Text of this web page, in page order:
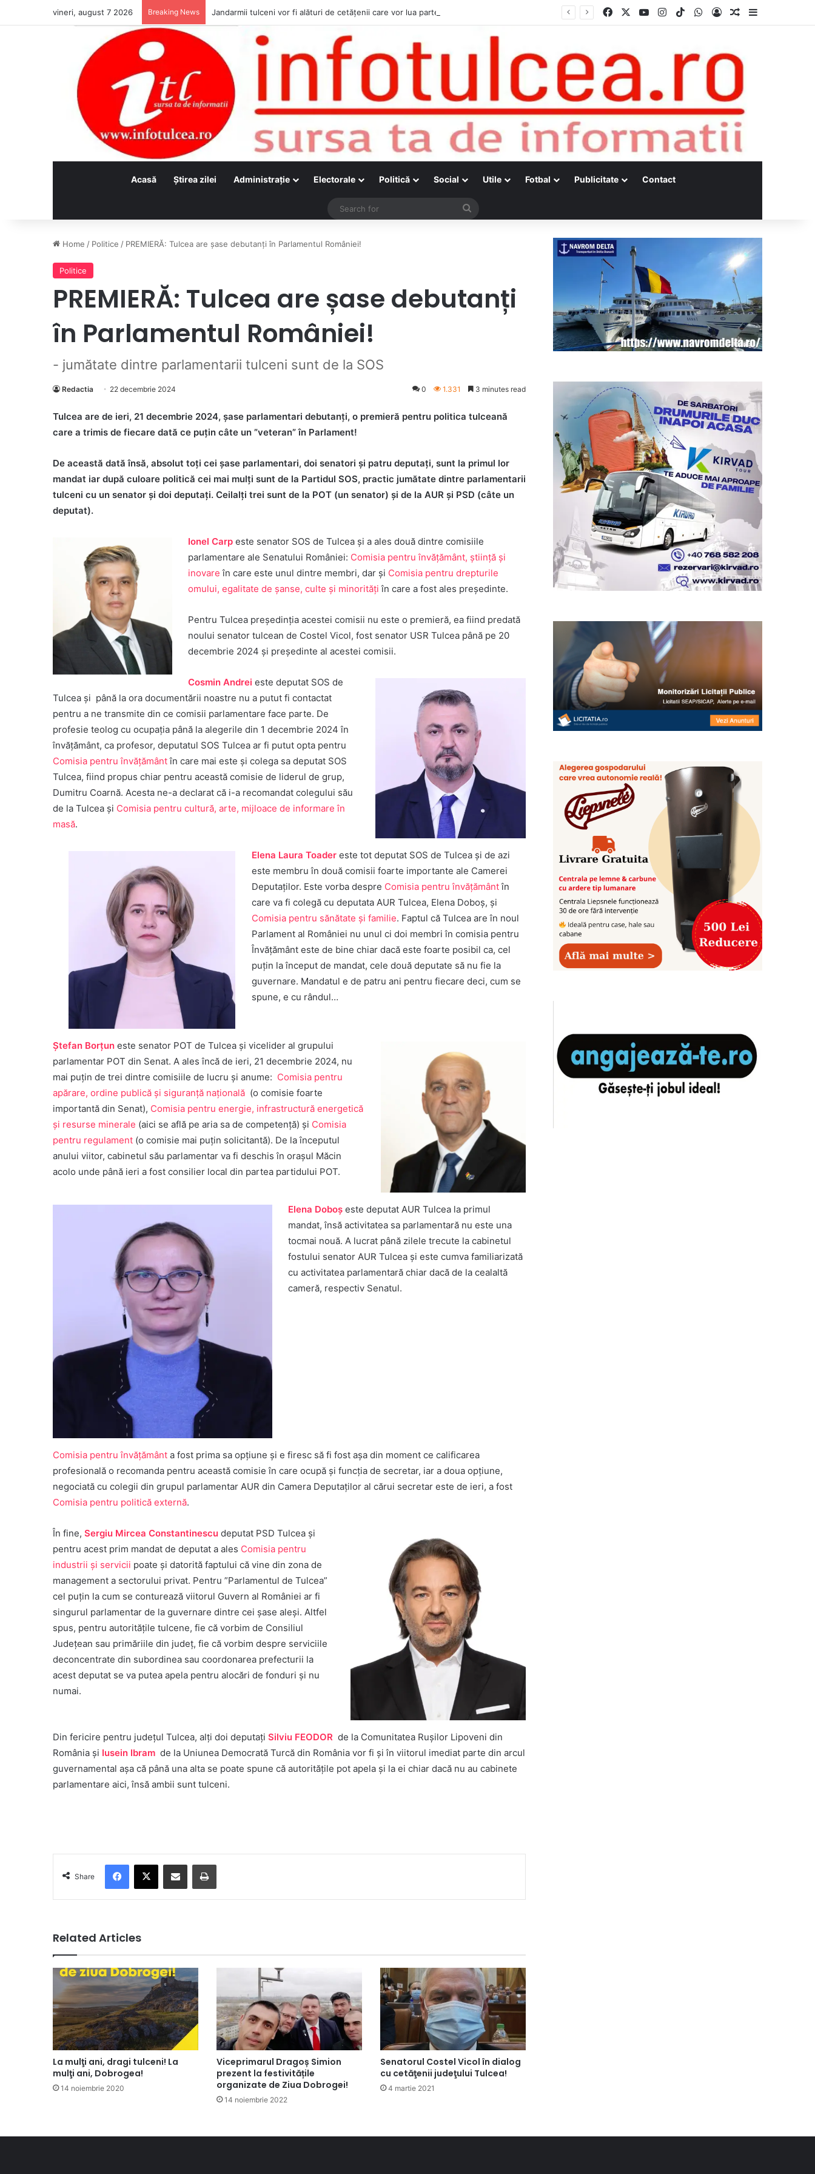
vineri, august 7 2026 Breaking News Jandarmii tulceni vor fi alături de cetățenii care vor lua parte la Festivalul Folk Țestos Facebook YouTubeInstagram
TikTokWhatsApp
Log InRandom Article
Acasă Ştirea zilei Administraţie Electorale Politică Social Utile Fotbal Publicitate Contact
Search
Home / Politice / PREMIERĂ: Tulcea are șase debutanți în Parlamentul României!
Politice
PREMIERĂ: Tulcea are șase debutanți
în Parlamentul României!
- jumătate dintre parlamentarii tulceni sunt de la SOS
Redactia 22 decembrie 2024 0 1.331 3 minutes read
Tulcea are de ieri, 21 decembrie 2024, șase parlamentari debutanți, o premieră pentru politica tulceană
care a trimis de fiecare dată ce puțin câte un ”veteran” în Parlament!
De această dată însă, absolut toți cei șase parlamentari, doi senatori și patru deputați, sunt la primul lor
mandat iar după culoare politică cei mai mulți sunt de la Partidul SOS, practic jumătate dintre parlamentarii
tulceni cu un senator și doi deputați. Ceilalți trei sunt de la POT (un senator) și de la AUR și PSD (câte un
deputat).
Ionel Carp este senator SOS de Tulcea și a ales două dintre comisiile
parlamentare ale Senatului României: Comisia pentru învățământ, știință și
inovare în care este unul dintre membri, dar și Comisia pentru drepturile
omului, egalitate de șanse, culte şi minorităţi în care a fost ales președinte.
Pentru Tulcea președinția acestei comisii nu este o premieră, ea fiind predată
noului senator tulcean de Costel Vicol, fost senator USR Tulcea până pe 20
decembrie 2024 și președinte al acestei comisii.
Cosmin Andrei este deputat SOS de
Tulcea și până la ora documentării noastre nu a putut fi contactat
pentru a ne transmite din ce comisii parlamentare face parte. De
profesie teolog cu ocupația până la alegerile din 1 decembrie 2024 în
învățământ, ca profesor, deputatul SOS Tulcea ar fi putut opta pentru
Comisia pentru învăţământîn care mai este și colega sa deputat SOS
Tulcea, fiind propus chiar pentru această comisie de liderul de grup,
Dumitru Coarnă. Acesta ne-a declarat că i-a recomandat colegului său
de la Tulcea și Comisia pentru cultură, arte, mijloace de informare în
masă.
Elena Laura Toadereste tot deputat SOS de Tulcea și de azi
este membru în două comisii foarte importante ale Camerei
Deputaților. Este vorba despre Comisia pentru învăţământîn
care va fi colegă cu deputata AUR Tulcea, Elena Doboș, și
Comisia pentru sănătate şi familie. Faptul că Tulcea are în noul
Parlament al României nu unul ci doi membri în comisia pentru
Învățământ este de bine chiar dacă este foarte posibil ca, cel
puțin la început de mandat, cele două deputate să nu fie la
guvernare. Mandatul e de patru ani pentru fiecare deci, cum se
spune, e cu rândul…
Ștefan Borțun este senator POT de Tulcea și vicelider al grupului
parlamentar POT din Senat. A ales încă de ieri, 21 decembrie 2024, nu
mai puțin de trei dintre comisiile de lucru și anume: Comisia pentru
apărare, ordine publică şi siguranţă naţională (o comisie foarte
importantă din Senat), Comisia pentru energie, infrastructură energetică
și resurse minerale (aici se află pe aria sa de competență) și Comisia
pentru regulament (o comisie mai puțin solicitantă). De la începutul
anului viitor, cabinetul său parlamentar va fi deschis în orașul Măcin
acolo unde până ieri a fost consilier local din partea partidului POT.
Elena Doboș este deputat AUR Tulcea la primul
mandat, însă activitatea sa parlamentară nu este una
tocmai nouă. A lucrat până zilele trecute la cabinetul
fostului senator AUR Tulcea și este cumva familiarizată
cu activitatea parlamentară chiar dacă de la cealaltă
cameră, respectiv Senatul.
Comisia pentru învăţământ a fost prima sa opțiune și e firesc să fi fost așa din moment ce calificarea
profesională o recomanda pentru această comisie în care ocupă și funcția de secretar, iar a doua opțiune,
negociată cu colegii din grupul parlamentar AUR din Camera Deputaților al cărui secretar este de ieri, a fost
Comisia pentru politică externă.
În fine, Sergiu Mircea Constantinescu deputat PSD Tulcea și
pentru acest prim mandat de deputat a ales Comisia pentru
industrii şi servicii poate și datorită faptului că vine din zona de
management a sectorului privat. Pentru ”Parlamentul de Tulcea”
cel puțin la cum se conturează viitorul Guvern al României ar fi
singurul parlamentar de la guvernare dintre cei șase aleși. Altfel
spus, pentru autoritățile tulcene, fie că vorbim de Consiliul
Județean sau primăriile din județ, fie că vorbim despre serviciile
deconcentrate din subordinea sau coordonarea prefecturii la
acest deputat se va putea apela pentru alocări de fonduri și nu
numai.
Din fericire pentru județul Tulcea, alți doi deputați Silviu FEODOR de la Comunitatea Rușilor Lipoveni din
România și Iusein Ibram de la Uniunea Democrată Turcă din România vor fi și în viitorul imediat parte din arcul
guvernamental așa că până una alta se poate spune că autoritățile pot apela și la ei chiar dacă nu au cabinete
parlamentare aici, însă ambii sunt tulceni.
Share
Related Articles
La mulţi ani, dragi tulceni! La
mulţi ani, Dobrogea!
14 noiembrie 2020
Viceprimarul Dragoș Simion
prezent la festivitățile
organizate de Ziua Dobrogei!
14 noiembrie 2022
Senatorul Costel Vicol în dialog
cu cetăţenii judeţului Tulcea!
4 martie 2021